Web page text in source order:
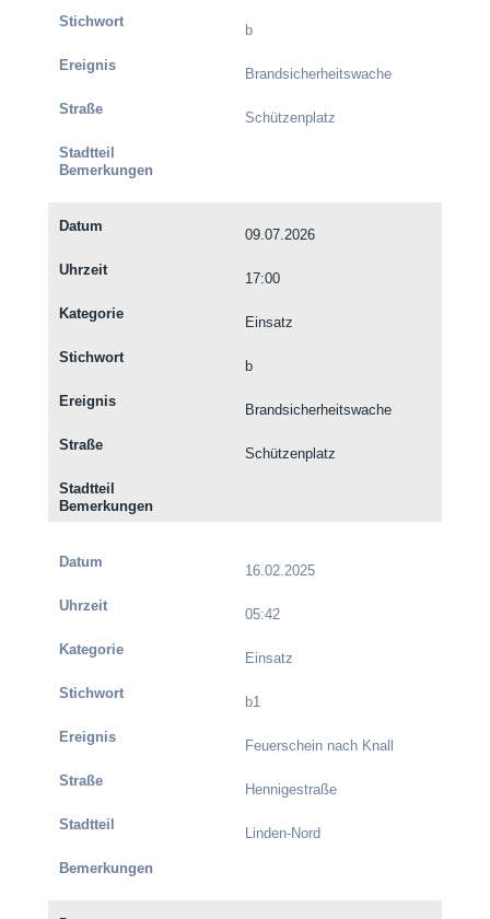
b
Brandsicherheitswache
Schützenplatz
09.07.2026
17:00
Einsatz
b
Brandsicherheitswache
Schützenplatz
16.02.2025
05:42
Einsatz
b1
Feuerschein nach Knall
Hennigestraße
Linden-Nord